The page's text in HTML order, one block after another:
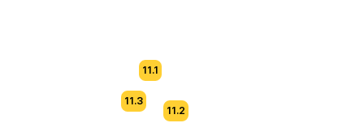
11.3
11.1
11.2